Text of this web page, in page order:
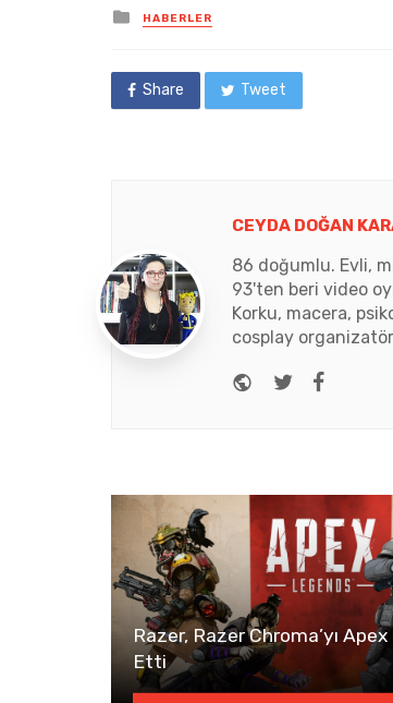
Posted
in
HABERLER
Share Tweet
CEYDA DOĞAN
86 doğumlu. Evli,
93'ten beri video
Korku, macera,
cosplay
Website
Twitter
Razer, Razer Chroma’yı
Etti